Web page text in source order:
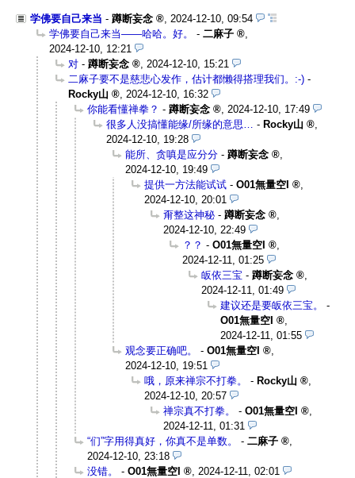
学佛要自己来当 - 蹲断妄念
2024-12-10, 09:54
学佛要自己来当——哈哈。好。
- 二麻子
2024-12-10, 12:21
对 - 蹲断妄念
2024-12-10, 15:21
二麻子要不是慈悲心发作，估计都懒得搭理我们。:-) -
Rocky山
2024-12-10, 16:32
你能看懂禅拳？ - 蹲断妄念
2024-12-10, 17:49
很多人没搞懂能缘/所缘的意思…
- Rocky山
2024-12-10, 19:28
能所、贪嗔是应分分 - 蹲断妄念
2024-12-10, 19:49
提供一方法能试试 - O01無量空I
2024-12-10, 20:01
甭整这神秘 - 蹲断妄念
2024-12-10, 22:49
？？ - O01無量空I
2024-12-11, 01:25
皈依三宝 - 蹲断妄念
2024-12-11, 01:49
建议还是要皈依三宝。
-
O01無量空I
2024-12-11, 01:55
观念要正确吧。
- O01無量空I
2024-12-10, 19:51
哦，原来禅宗不打拳。
- Rocky山
2024-12-10, 20:57
禅宗真不打拳。
- O01無量空I
2024-12-11, 01:31
“们”字用得真好，你真不是单数。
- 二麻子
2024-12-10, 23:18
没错。
- O01無量空I
2024-12-11, 02:01